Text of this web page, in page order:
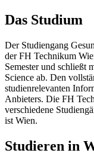
Das Studium
Der Studiengang
der FH Technikum
Semester und schließt
Science ab. Den
studienrelevanten
Anbieters. Die FH
verschiedene
ist Wien.
Studieren in